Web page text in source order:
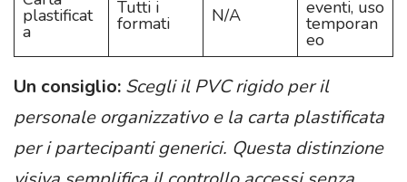
plastificat
a
Tutti i
formati N/A eventi, uso
temporan
eo
Un consiglio: Scegli il PVC rigido per il
personale organizzativo e la carta plastificata
per i partecipanti generici. Questa distinzione